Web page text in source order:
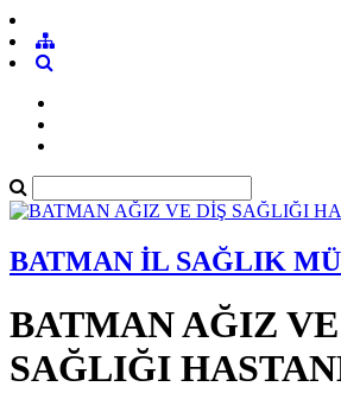
BATMAN İL SAĞLIK
BATMAN AĞIZ
SAĞLIĞI